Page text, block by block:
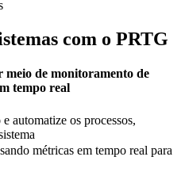
com o PRTG
meio de monitoramento de
tempo real
automatize os processos,
métricas em tempo real para